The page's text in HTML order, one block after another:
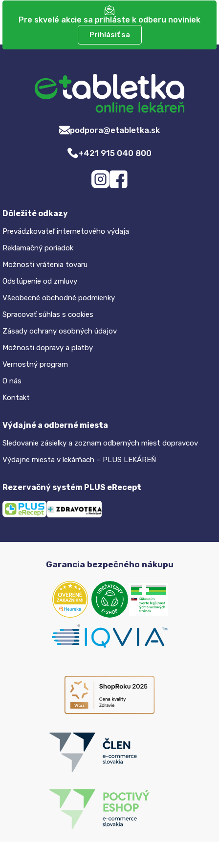
Pre skvelé akcie sa prihláste k odberu noviniek
Prihlásiť sa
podpora@etabletka.sk
+421 915 040 800
Dôležité odkazy
Prevádzkovateľ internetového výdaja
Reklamačný poriadok
Možnosti vrátenia tovaru
Odstúpenie od zmluvy
Všeobecné obchodné podmienky
Spracovať súhlas s cookies
Zásady ochrany osobných údajov
Možnosti dopravy a platby
Vernostný program
O nás
Kontakt
Výdajné a odberné miesta
Sledovanie zásielky a zoznam odberných miest dopravcov
Výdajne miesta v lekárňach – PLUS LEKÁREŇ
Rezervačný systém PLUS eRecept
Garancia bezpečného nákupu